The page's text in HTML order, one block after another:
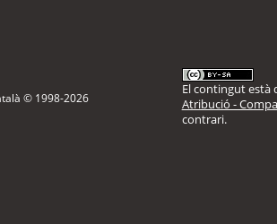
© 1998-2026
El contingut està
Atribució -
contrari.